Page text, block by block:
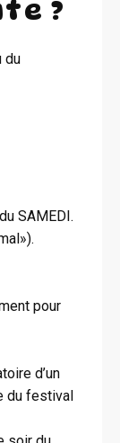
?
du
SAMEDI.
pour
d’un
du festival